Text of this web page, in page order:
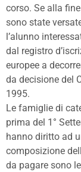
corso. Se alla
sono state
l’alunno
dal registro
europee a
da decisione del
1995.
Le famiglie di
prima del 1°
hanno diritto ad
composizione
da pagare sono